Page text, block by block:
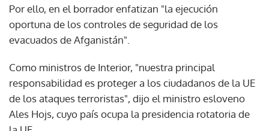
Por ello, en el borrador enfatizan "la ejecución
oportuna de los controles de seguridad de los
evacuados de Afganistán".
Como ministros de Interior, "nuestra principal
responsabilidad es proteger a los ciudadanos de la UE
de los ataques terroristas", dijo el ministro esloveno
Ales Hojs, cuyo país ocupa la presidencia rotatoria de